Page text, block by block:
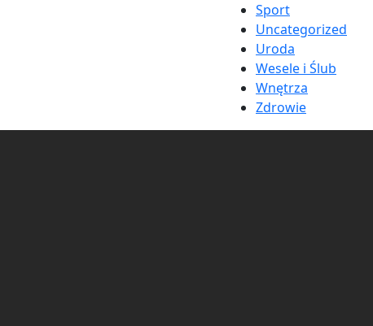
Sport
Uncategorized
Uroda
Wesele i Ślub
Wnętrza
Zdrowie